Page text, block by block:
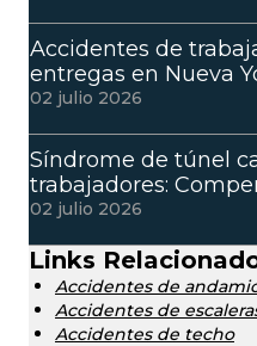
Accidentes de
entregas en Nueva
02 julio 2026
Síndrome de túnel
trabajadores:
02 julio 2026
Links
Accidentes de
Accidentes de
Accidentes de techo